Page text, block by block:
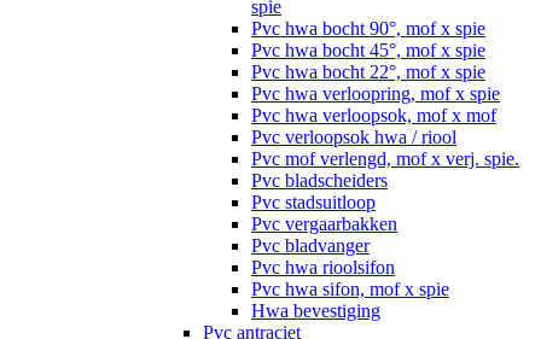
spie
Pvc hwa bocht 90°, mof x spie
Pvc hwa bocht 45°, mof x spie
Pvc hwa bocht 22°, mof x spie
Pvc hwa verloopring, mof x spie
Pvc hwa verloopsok, mof x mof
Pvc verloopsok hwa / riool
Pvc mof verlengd, mof x verj. spie.
Pvc bladscheiders
Pvc stadsuitloop
Pvc vergaarbakken
Pvc bladvanger
Pvc hwa rioolsifon
Pvc hwa sifon, mof x spie
Hwa bevestiging
Pvc antraciet